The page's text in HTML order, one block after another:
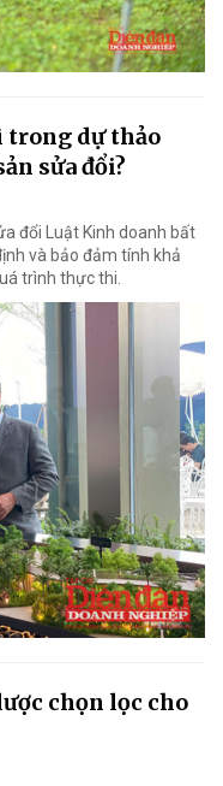
trong dự thảo
sửa đổi?
đổi Luật Kinh doanh bất
và bảo đảm tính khả
trình thực thi.
chọn lọc cho